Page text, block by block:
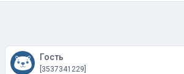
Гость
[3537341229]